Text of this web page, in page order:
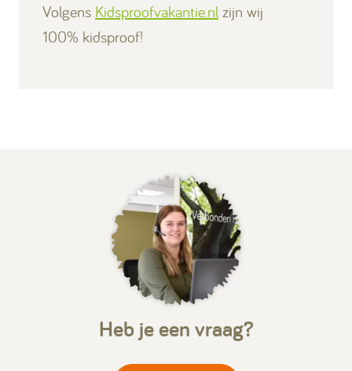
Volgens Kidsproofvakantie.nl zijn wij
100% kidsproof!
Heb je een vraag?